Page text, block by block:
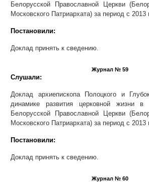
Белорусской Православной Церкви
Московского Патриархата) за период с 2013
Постановили:
Доклад принять к сведению.
Журнал № 59
Слушали:
Доклад архиепископа Полоцкого и
динамике развития церковной жизни в
Белорусской Православной Церкви
Московского Патриархата) за период с 2013
Постановили:
Доклад принять к сведению.
Журнал № 60